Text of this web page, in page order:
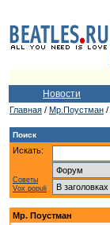
Новости
Главная / Мр.Поустман /
Поиск
Искать:
Советы
Vox populi
Мр. Поустман